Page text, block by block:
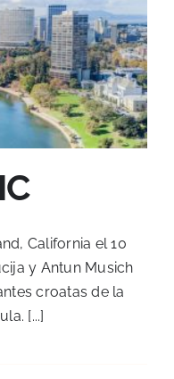
California el 10
y Antun Musich
croatas de la
[...]